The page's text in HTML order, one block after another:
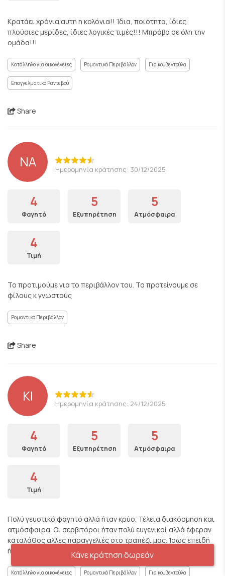
Κρατάει χρόνια αυτή η κολόνια!! Ίδια, ποιότητα, ίδιες
πλούσιες μερίδες, ίδιες λογικές τιμές!!! Μπράβο σε όλη την
ομάδα!!!
Κατάλληλο για οικογένειες Ρομαντικό Περιβάλλον Για κουβεντούλα
Επαγγελματικό Ραντεβού
Share
NA Ημερομηνία κράτησης: 30/12/2025
4
Φαγητό
5
Εξυπηρέτηση
5
Ατμόσφαιρα
4
Τιμή
Το προτιμούμε για το περιβάλλον του. Το προτείνουμε σε
φίλους κ γνωστούς
Ρομαντικό Περιβάλλον
Share
KI Ημερομηνία κράτησης: 24/12/2025
4
Φαγητό
5
Εξυπηρέτηση
5
Ατμόσφαιρα
4
Τιμή
Πολύ γευστικό φαγητό αλλά ήταν κρύο. Τέλεια διακόσμηση και
ατμόσφαιρα. Οι σερβιτόροι ήταν πολύ ευγενικοί αλλά έφεραν
καταλάθος αλλες παραγγελιές στο τραπέζι μας. Ίσως επειδή
ήταν 24/12 και ήταν πολύ απασχολημένοι.
Κατάλληλο για οικογένειες Ρομαντικό Περιβάλλον Για κουβεντούλα
Κάνε κράτηση δωρεάν